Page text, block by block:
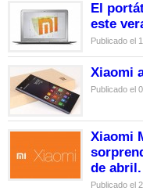
El
este
Publicado el
Xiaomi
Publicado el
Xiaomi
de abril.
Publicado el